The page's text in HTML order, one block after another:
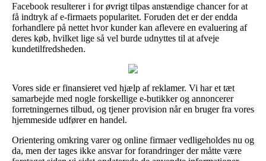
Facebook resulterer i for øvrigt tilpas anstændige chancer for at
få indtryk af e-firmaets popularitet. Foruden det er der endda
forhandlere på nettet hvor kunder kan aflevere en evaluering af
deres køb, hvilket lige så vel burde udnyttes til at afveje
kundetilfredsheden.
Vores side er finansieret ved hjælp af reklamer. Vi har et tæt
samarbejde med nogle forskellige e-butikker og annoncerer
forretningernes tilbud, og tjener provision når en bruger fra vores
hjemmeside udfører en handel.
Orientering omkring varer og online firmaer vedligeholdes nu og
da, men der tages ikke ansvar for forandringer der måtte være